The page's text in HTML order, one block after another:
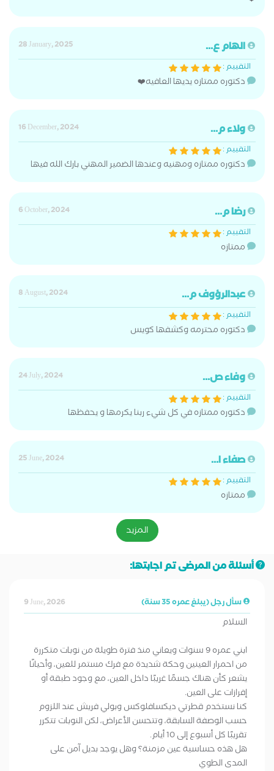
الهام ع...
28 January, 2025
التقييم :
دكتوره ممتازه يديها العافيه❤️
ولاء م...
16 December, 2024
التقييم :
دكتوره ممتازه ومهنيه وعندها الضمير المهني بارك الله فيها
رضا م...
6 October, 2024
التقييم :
ممتازه
عبدالرؤوف م...
8 August, 2024
التقييم :
دكتوره محترمه وكشفها كويس
وفاء ص...
24 July, 2024
التقييم :
دكتوره ممتازه في كل شيء ربنا يكرمها و يحفظها
صفاء ا...
25 June, 2024
التقييم :
ممتازه
المزيد
أسئلة من المرضى تم اجابتها:
سأل رجل (يبلغ عمره 35 سنة) 9 June, 2026
السلام
ابني عمره 9 سنوات ويعاني منذ فترة طويلة من نوبات متكررة
من احمرار العينين وحكة شديدة مع فرك مستمر للعين، وأحيانًا
يشعر كأن هناك جسمًا غريبًا داخل العين، مع وجود طبقة أو
إفرازات على العين.
كنا نستخدم قطرتي ديكسافلوكس وبولي فريش عند اللزوم
حسب الوصفة السابقة، وتتحسن الأعراض، لكن النوبات تتكرر
تقريبًا كل أسبوع إلى 10 أيام.
هل هذه حساسية عين مزمنة؟ وهل يوجد بديل آمن على
المدى الطوي